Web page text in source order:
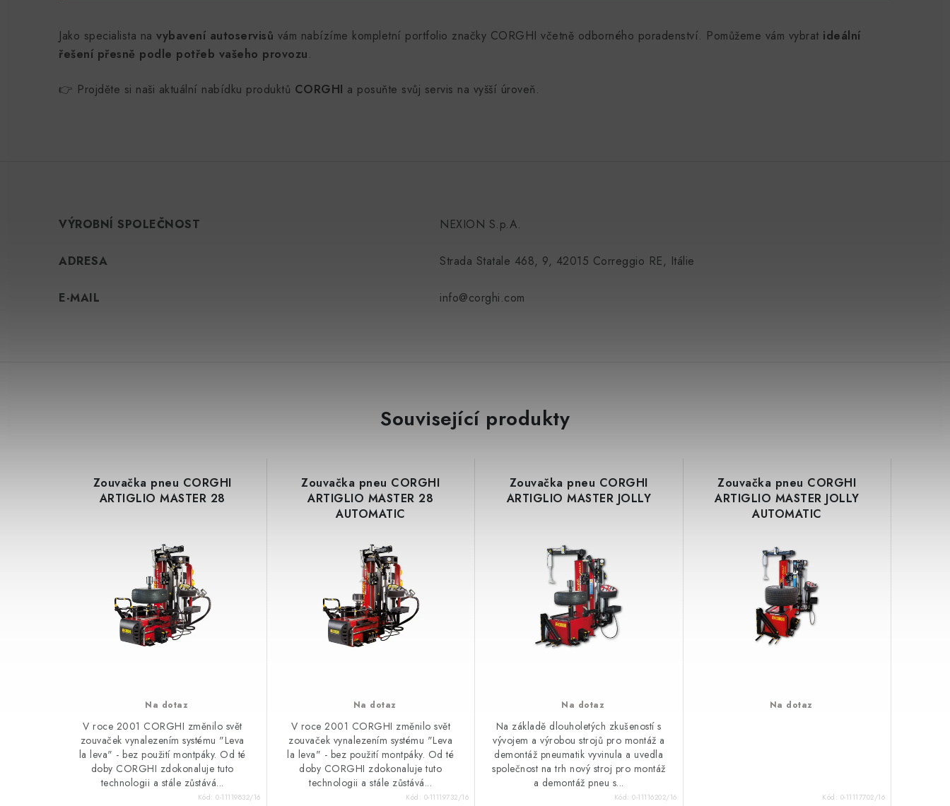
Jako specialista na vybavení autoservisů vám nabízíme kompletní portfolio značky CORGHI včetně odborného poradenství. Pomůžeme vám vybrat ideální
řešení přesně podle potřeb vašeho provozu.
👉 Projděte si naši aktuální nabídku produktů CORGHI a posuňte svůj servis na vyšší úroveň.
VÝROBNÍ SPOLEČNOST NEXION S.p.A.
ADRESA Strada Statale 468, 9, 42015 Correggio RE, Itálie
E-MAIL info@corghi.com
Související produkty
Zouvačka pneu CORGHI
ARTIGLIO MASTER 28
Na dotaz
V roce 2001 CORGHI změnilo svět
zouvaček vynalezením systému "Leva
la leva" - bez použití montpáky. Od té
doby CORGHI zdokonaluje tuto
technologii a stále zůstává...
Kód: 0-11119832/16
Zouvačka pneu CORGHI
ARTIGLIO MASTER 28
AUTOMATIC
Na dotaz
V roce 2001 CORGHI změnilo svět
zouvaček vynalezením systému "Leva
la leva" - bez použití montpáky. Od té
doby CORGHI zdokonaluje tuto
technologii a stále zůstává...
Kód: 0-11119732/16
Zouvačka pneu CORGHI
ARTIGLIO MASTER JOLLY
Na dotaz
Na základě dlouholetých zkušeností s
vývojem a výrobou strojů pro montáž a
demontáž pneumatik vyvinula a uvedla
společnost na trh nový stroj pro montáž
a demontáž pneu s...
Kód: 0-11116202/16
Zouvačka pneu CORGHI
ARTIGLIO MASTER JOLLY
AUTOMATIC
Na dotaz
Kód: 0-11117702/16